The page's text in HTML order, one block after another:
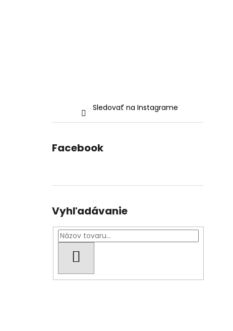
Sledovať na Instagrame
Facebook
Vyhľadávanie